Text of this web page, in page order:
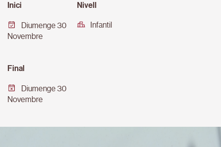
Inici
Diumenge 30
Novembre
Nivell
Infantil
Final
Diumenge 30
Novembre